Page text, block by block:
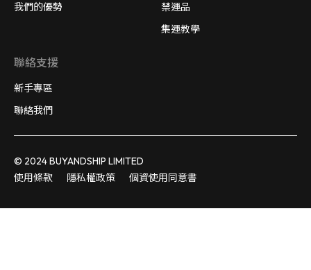
我們的優勢
禁運品
集運教學
聯絡支援
新手專區
聯絡我們
© 2024 BUYANDSHIP LIMITED
使用條款
隱私權政策 個資使用同意書